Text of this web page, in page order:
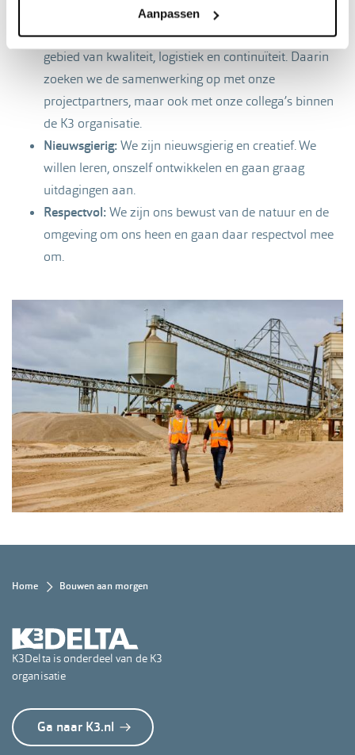
Aanpassen
Oog voor de relatie:We staan klaar voor onze klanten
en zoeken samen naar de beste oplossingen op het
gebied van kwaliteit, logistiek en continuïteit. Daarin
zoeken we de samenwerking op met onze
projectpartners, maar ook met onze collega’s binnen
de K3 organisatie.
Nieuwsgierig:We zijn nieuwsgierig en creatief. We
willen leren, onszelf ontwikkelen en gaan graag
uitdagingen aan.
Respectvol:We zijn ons bewust van de natuur en de
omgeving om ons heen en gaan daar respectvol mee
om.
Kruimelpad
Home Bouwen aan morgen
K3Delta is onderdeel van de K3
organisatie
Ga naar K3.nl